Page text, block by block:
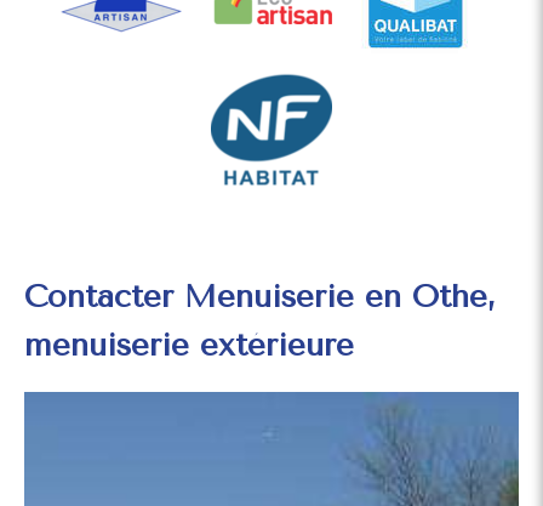
Contacter Menuiserie en Othe,
menuiserie extérieure